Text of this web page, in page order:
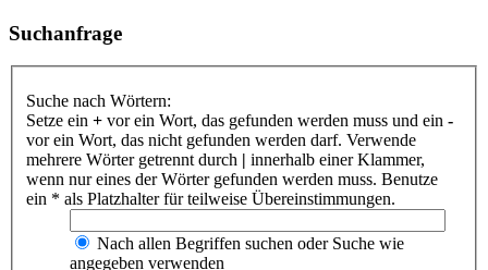
Suchanfrage
Suche nach Wörtern:
Setze ein + vor ein Wort, das gefunden werden muss und ein -
vor ein Wort, das nicht gefunden werden darf. Verwende
mehrere Wörter getrennt durch | innerhalb einer Klammer,
wenn nur eines der Wörter gefunden werden muss. Benutze
ein * als Platzhalter für teilweise Übereinstimmungen.
Nach allen Begriffen suchen oder Suche wie
angegeben verwenden